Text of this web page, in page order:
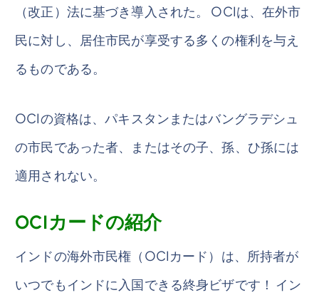
（改正）法に基づき導入された。 OCIは、在外市
民に対し、居住市民が享受する多くの権利を与え
るものである。
OCIの資格は、パキスタンまたはバングラデシュ
の市民であった者、またはその子、孫、ひ孫には
適用されない。
OCIカードの紹介
インドの海外市民権（OCIカード）は、所持者が
いつでもインドに入国できる終身ビザです！ イン